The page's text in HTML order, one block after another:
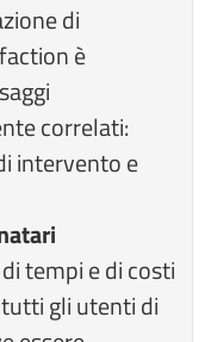
di
è
correlati:
intervento e
tempi e di costi
gli utenti di